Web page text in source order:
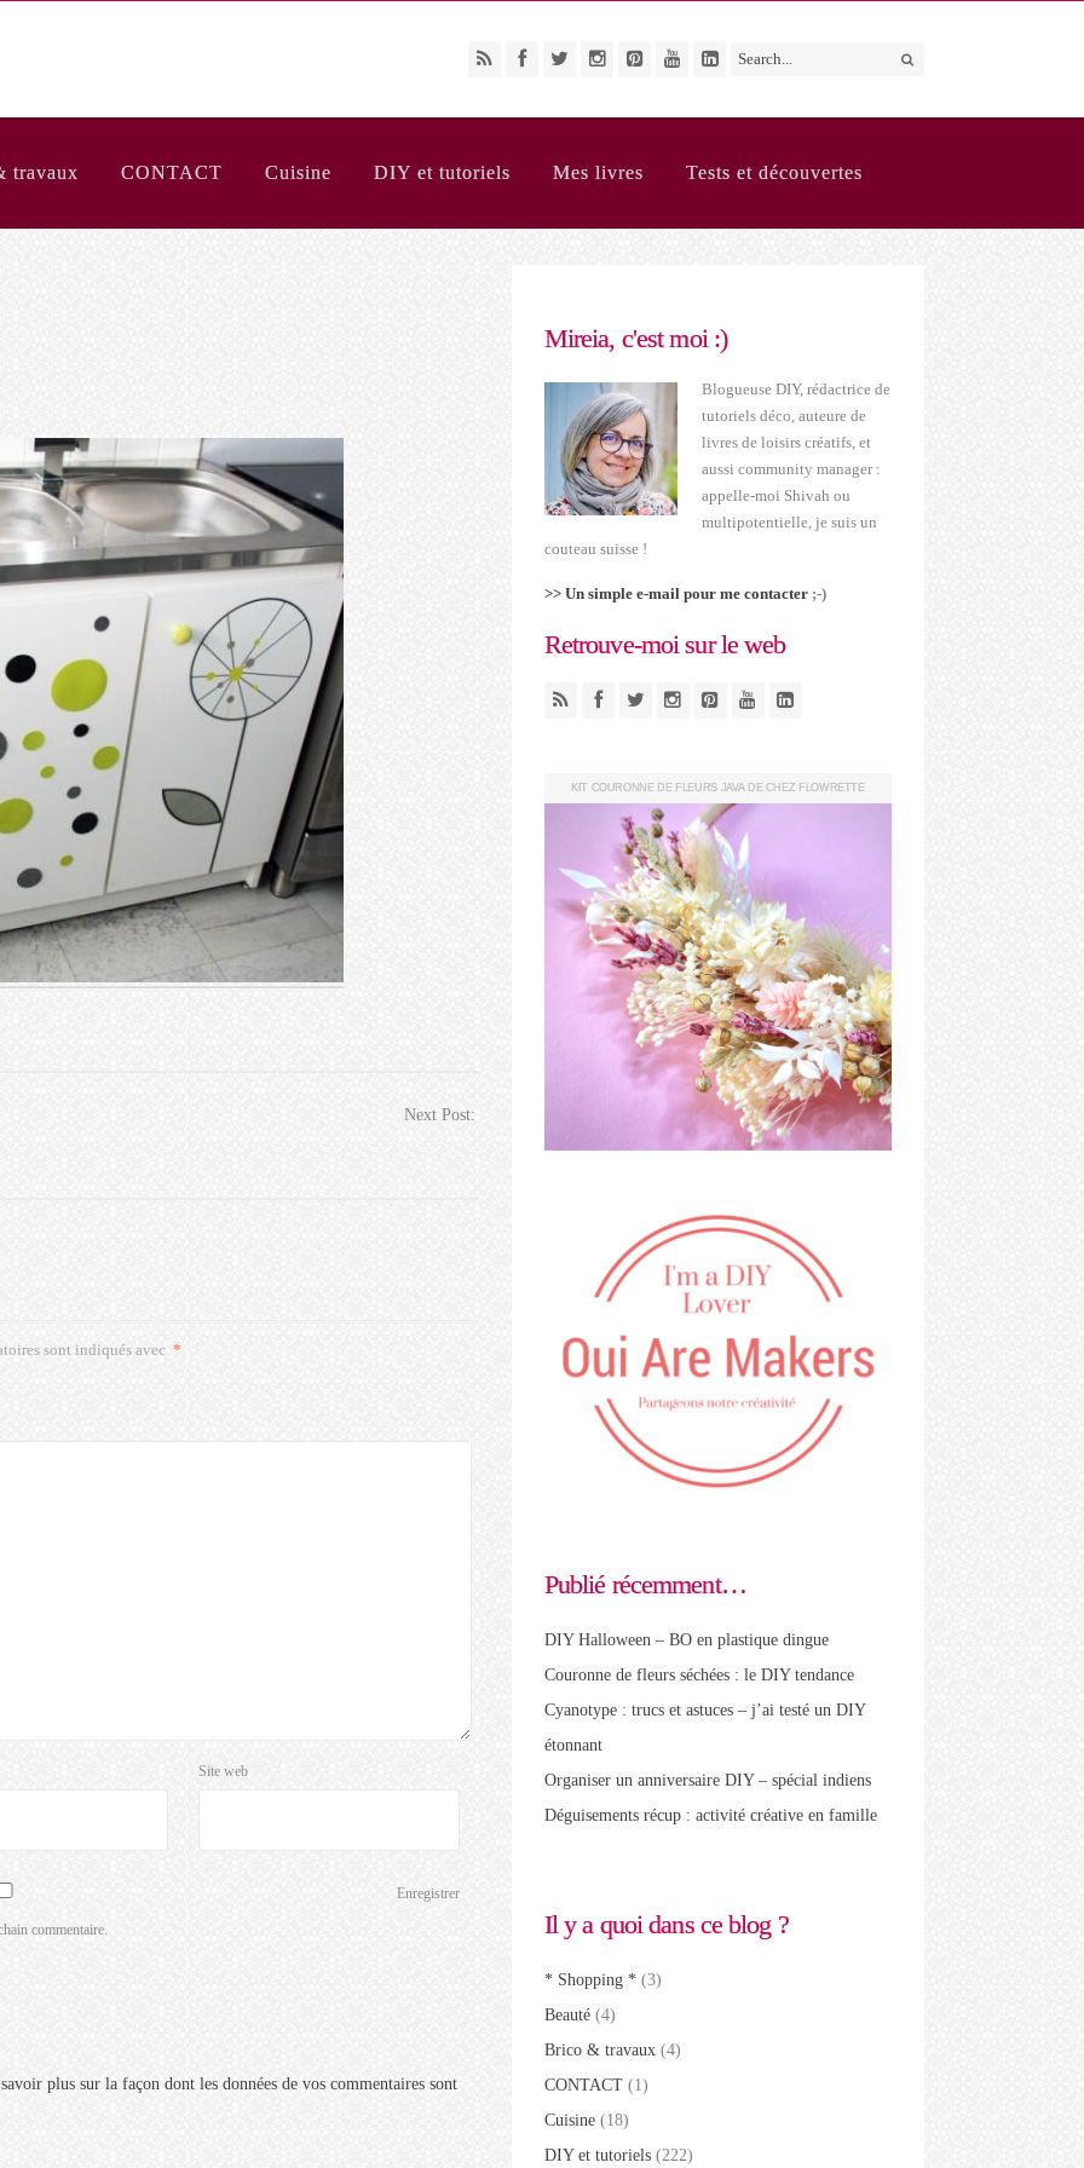
travaux CONTACT Cuisine DIY et tutoriels Mes livres Tests et découvertes
Next Post:
sont indiqués avec *
Site web
Enregistrer
commentaire.
plus sur la façon dont les données de vos commentaires sont
Mireia, c'est moi :)
Blogueuse DIY, rédactrice de
tutoriels déco, auteure de
livres de loisirs créatifs, et
aussi community manager :
appelle-moi Shivah ou
multipotentielle, je suis un
couteau suisse !
>> Un simple e-mail pour me contacter;-)
Retrouve-moi sur le web
KIT COURONNE DE FLEURS JAVA DE CHEZ FLOWRETTE
Publié récemment…
DIY Halloween – BO en plastique dingue
Couronne de fleurs séchées : le DIY tendance
Cyanotype : trucs et astuces – j’ai testé un DIY
étonnant
Organiser un anniversaire DIY – spécial indiens
Déguisements récup : activité créative en famille
Il y a quoi dans ce blog ?
* Shopping *(3)
Beauté(4)
Brico & travaux(4)
CONTACT(1)
Cuisine(18)
DIY et tutoriels(222)